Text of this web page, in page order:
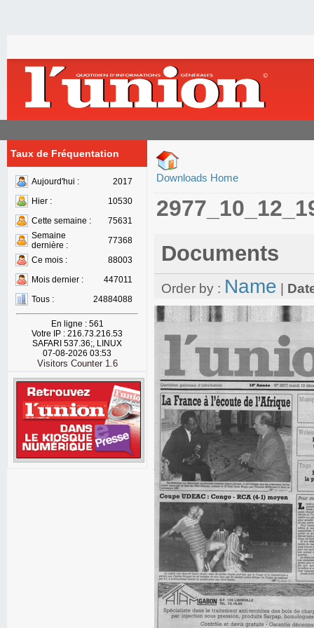
Taux de Fréquentation
Aujourd'hui :
2017
Hier :
10530
Cette semaine :
75631
Semaine
dernière :
77368
Ce mois :
88003
Mois dernier :
447011
Tous :
24884088
En ligne : 561
Votre IP : 216.73.216.53
SAFARI 537.36;, LINUX
07-08-2026 03:53
Visitors Counter 1.6
Downloads Home
Documents
Order by : Name